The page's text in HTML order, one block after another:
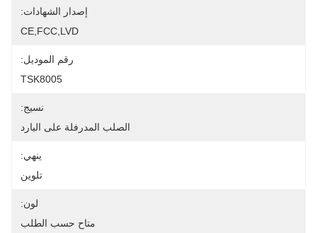
إصدار الشهادات:
CE,FCC,LVD
رقم الموديل:
TSK8005
نسيج:
الصلب المدرفلة على البارد
ينهي:
تلوين
لون:
متاح حسب الطلب